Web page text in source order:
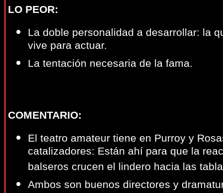
LO PEOR:
La doble personalidad a desarrollar: la
vive para actuar.
La tentación necesaria de la fama.
COMENTARIO:
El teatro amateur tiene en Purroy y
catalizadores: Están ahí para que la
balseros crucen el lindero hacia las
Ambos son buenos directores y